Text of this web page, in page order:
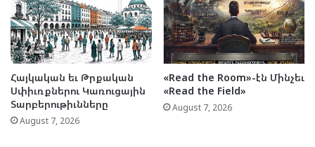
Հայկական եւ Թրքական
Սփիւռքներու Կառուցային
Տարբերութիւնները
August 7, 2026
«Read the Room»-էն Մինչեւ
«Read the Field»
August 7, 2026